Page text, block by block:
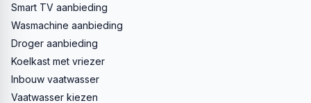
Smart TV aanbieding
Wasmachine aanbieding
Droger aanbieding
Koelkast met vriezer
Inbouw vaatwasser
Vaatwasser kiezen